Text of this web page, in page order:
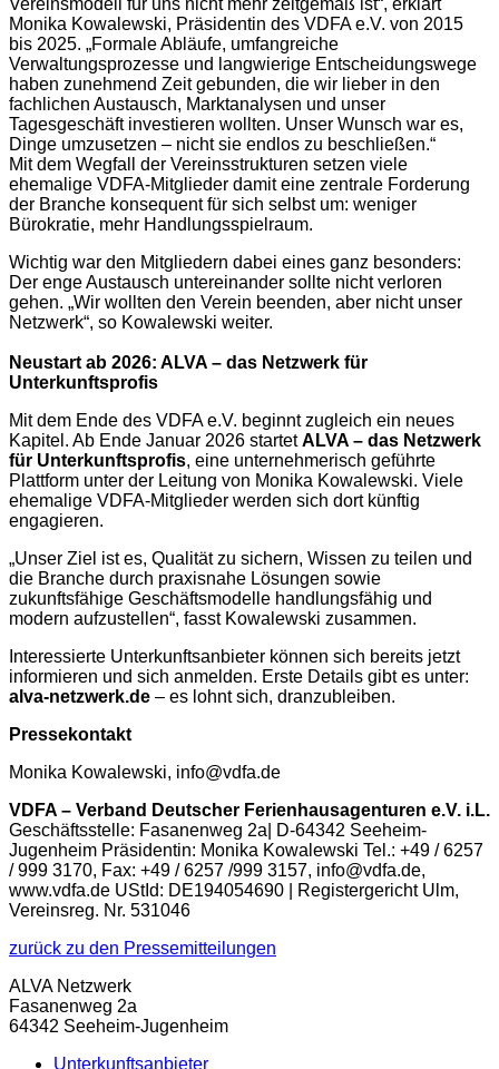
Monika Kowalewski, Präsidentin des VDFA e.V. von 2015
bis 2025. „Formale Abläufe, umfangreiche
Verwaltungsprozesse und langwierige Entscheidungswege
haben zunehmend Zeit gebunden, die wir lieber in den
fachlichen Austausch, Marktanalysen und unser
Tagesgeschäft investieren wollten. Unser Wunsch war es,
Dinge umzusetzen – nicht sie endlos zu beschließen.“
Mit dem Wegfall der Vereinsstrukturen setzen viele
ehemalige VDFA-Mitglieder damit eine zentrale Forderung
der Branche konsequent für sich selbst um: weniger
Bürokratie, mehr Handlungsspielraum.
Wichtig war den Mitgliedern dabei eines ganz besonders:
Der enge Austausch untereinander sollte nicht verloren
gehen. „Wir wollten den Verein beenden, aber nicht unser
Netzwerk“, so Kowalewski weiter.
Neustart ab 2026: ALVA – das Netzwerk für
Unterkunftsprofis
Mit dem Ende des VDFA e.V. beginnt zugleich ein neues
Kapitel. Ab Ende Januar 2026 startetALVA – das Netzwerk
für Unterkunftsprofis, eine unternehmerisch geführte
Plattform unter der Leitung von Monika Kowalewski. Viele
ehemalige VDFA-Mitglieder werden sich dort künftig
engagieren.
„Unser Ziel ist es, Qualität zu sichern, Wissen zu teilen und
die Branche durch praxisnahe Lösungen sowie
zukunftsfähige Geschäftsmodelle handlungsfähig und
modern aufzustellen“, fasst Kowalewski zusammen.
Interessierte Unterkunftsanbieter können sich bereits jetzt
informieren und sich anmelden. Erste Details gibt es unter:
alva-netzwerk.de – es lohnt sich, dranzubleiben.
Pressekontakt
Monika Kowalewski, info@vdfa.de
VDFA – Verband Deutscher Ferienhausagenturen e.V. i.L.
Geschäftsstelle: Fasanenweg 2a| D-64342 Seeheim-
Jugenheim Präsidentin: Monika Kowalewski Tel.: +49 / 6257
/ 999 3170, Fax: +49 / 6257 /999 3157, info@vdfa.de,
www.vdfa.de UStId: DE194054690 | Registergericht Ulm,
Vereinsreg. Nr. 531046
zurück zu den Pressemitteilungen
ALVA Netzwerk
Fasanenweg 2a
64342 Seeheim-Jugenheim
Unterkunftsanbieter